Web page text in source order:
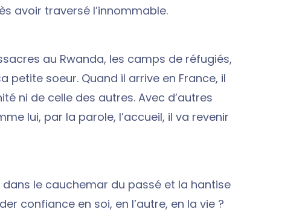
avoir traversé l’innommable.
au Rwanda, les camps de réfugiés,
petite soeur. Quand il arrive en France, il
ni de celle des autres. Avec d’autres
lui, par la parole, l’accueil, il va revenir
le cauchemar du passé et la hantise
confiance en soi, en l’autre, en la vie ?